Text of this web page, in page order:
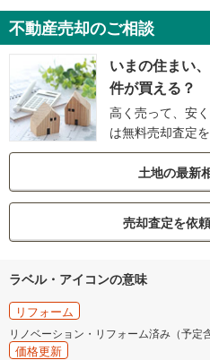
不動産売却のご相談
いまの住まい
件が買える？
高く売って、安
は無料売却査定
土地の最新
売却査定を依
ラベル・アイコンの意味
リフォーム
リノベーション・リフォーム済み（予定
価格更新